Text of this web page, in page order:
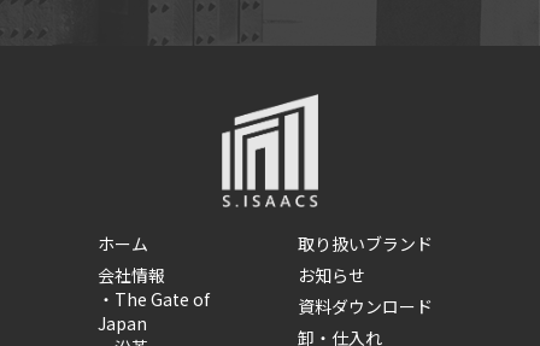
ホーム
会社情報
・ The Gate of
Japan
取り扱いブランド
お知らせ
資料ダウンロード
卸・仕入れ